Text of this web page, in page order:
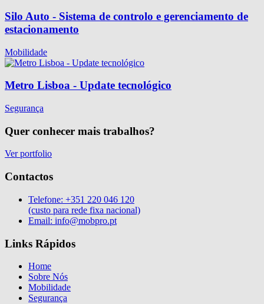
Silo Auto - Sistema de controlo e gerenciamento de
estacionamento
Mobilidade
Metro Lisboa - Update tecnológico
Segurança
Quer conhecer mais trabalhos?
Ver portfolio
Contactos
Telefone: +351 220 046 120
(custo para rede fixa nacional)
Email: info@mobpro.pt
Links Rápidos
Home
Sobre Nós
Mobilidade
Segurança